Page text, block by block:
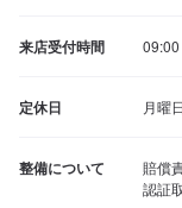
来店受付時間
定休日 月曜
整備について
賠償
認証